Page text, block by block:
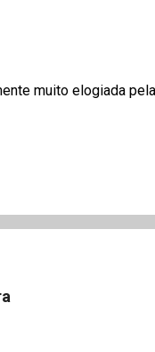
muito elogiada